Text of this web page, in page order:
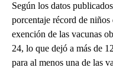
Según los datos
porcentaje récord de
exención de las vacunas
24, lo que dejó a más de
para al menos una de las